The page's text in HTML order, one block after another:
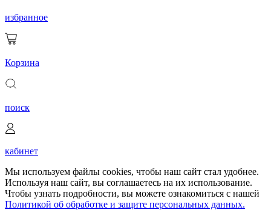
избранное
Корзина
поиск
кабинет
Мы используем файлы cookies, чтобы наш сайт стал удобнее.
Используя наш сайт, вы соглашаетесь на их использование.
Чтобы узнать подробности, вы можете ознакомиться с нашей
Политикой об обработке и защите персональных данных.